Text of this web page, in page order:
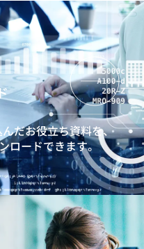
だお役立ち資料を、
ロードできます。